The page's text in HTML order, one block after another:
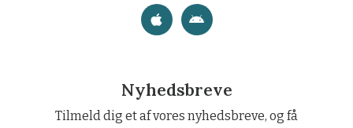
Nyhedsbreve
Tilmeld dig et af vores nyhedsbreve, og få